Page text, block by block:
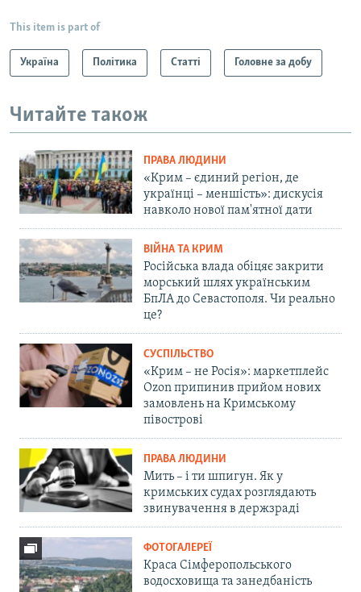
This item is part of
Україна Політика Статті Головне за добу
Читайте також
ПРАВА ЛЮДИНИ
«Крим – єдиний регіон, де
українці – меншість»: дискусія
навколо нової пам'ятної дати
ВІЙНА ТА КРИМ
Російська влада обіцяє закрити
морський шлях українським
БпЛА до Севастополя. Чи реально
це?
СУСПІЛЬСТВО
«Крим – не Росія»: маркетплейс
Ozon припинив прийом нових
замовлень на Кримському
півострові
ПРАВА ЛЮДИНИ
Мить – і ти шпигун. Як у
кримських судах розглядають
звинувачення в держзраді
ФОТОГАЛЕРЕЇ
Краса Сімферопольського
водосховища та занедбаність